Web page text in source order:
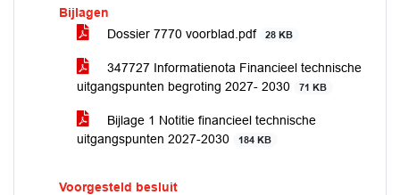
Bijlagen
Dossier 7770 voorblad.pdf
28 KB
347727 Informatienota Financieel technische
uitgangspunten begroting 2027- 2030
71 KB
Bijlage 1 Notitie financieel technische
uitgangspunten 2027-2030
184 KB
Voorgesteld besluit